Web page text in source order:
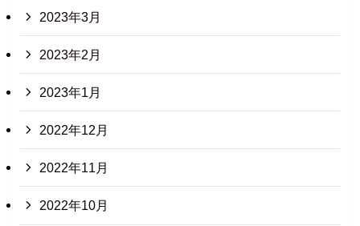
2023年3月
2023年2月
2023年1月
2022年12月
2022年11月
2022年10月